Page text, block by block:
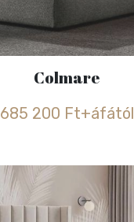
Colmare
685 200 Ft+áfától